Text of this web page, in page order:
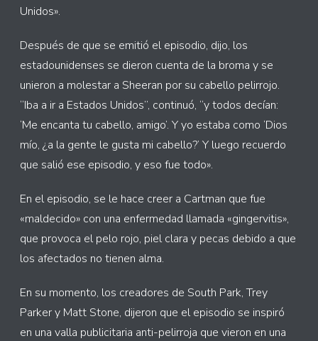
Unidos».
Después de que se emitió el episodio, dijo, los
estadounidenses se dieron cuenta de la broma y se
unieron a molestar a Sheeran por su cabello pelirrojo.
“Iba a ir a Estados Unidos”, continuó, “y todos decían:
‘Me encanta tu cabello, amigo’. Y yo estaba como ‘Dios
mío, ¿a la gente le gusta mi cabello?’ Y luego recuerdo
que salió ese episodio, y eso fue todo».
En el episodio, se le hace creer a Cartman que fue
«maldecido» con una enfermedad llamada «gingervitis»,
que provoca el pelo rojo, piel clara y pecas debido a que
los afectados no tienen alma.
En su momento, los creadores de South Park, Trey
Parker y Matt Stone, dijeron que el episodio se inspiró
en una valla publicitaria anti-pelirroja que vieron en una